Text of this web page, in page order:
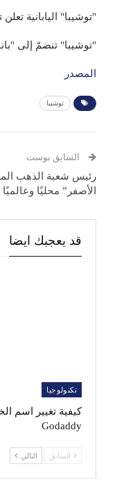
"توشيبا" اليابانية
"توشيبا" تنضمّ إلى
المصدر
توشيبا
السابق بوست
رئيس شعبة الذهب
الأصفر” محليًا وعالميًا
قد يعجبك ايضا
تكنولوجيا
Godaddy
السابق التالي